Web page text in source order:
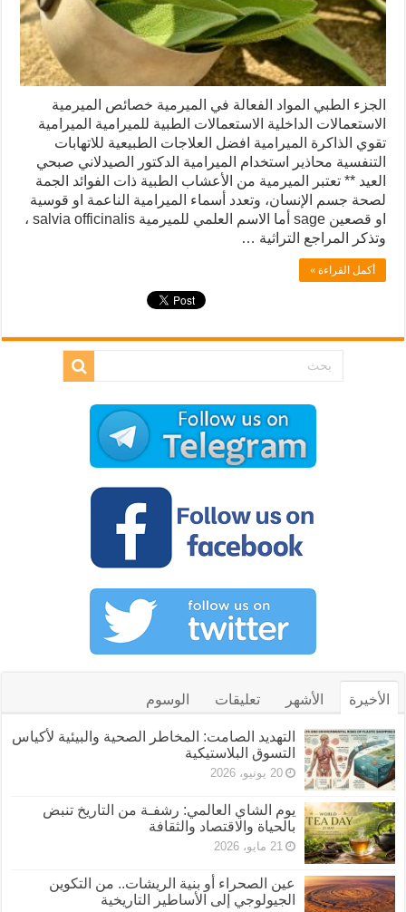
الجزء الطبي المواد الفعالة في الميرمية خصائص الميرمية
الاستعمالات الداخلية الاستعمالات الطبية للميرامية الميرامية
تقوي الذاكرة الميرامية افضل العلاجات الطبيعية للاتهابات
التنفسية محاذير استخدام الميرامية الدكتور الصيدلاني صبحي
العيد ** تعتبر الميرمية من الأعشاب الطبية ذات الفوائد الجمة
لصحة جسم الإنسان، وتعدد أسماء الميرامية الناعمة او قوسية
او قصعين sage أما الاسم العلمي للميرمية salvia officinalis ،
وتذكر المراجع التراثية …
أكمل القراءة »
الأخيرة الأشهر تعليقات الوسوم
التهديد الصامت: المخاطر الصحية والبيئية لأكياس
التسوق البلاستيكية
20 يونيو، 2026
يوم الشاي العالمي: رشفـة من التاريخ تنبض
بالحياة والاقتصاد والثقافة
21 مايو، 2026
عين الصحراء أو بنية الريشات.. من التكوين
الجيولوجي إلى الأساطير التاريخية